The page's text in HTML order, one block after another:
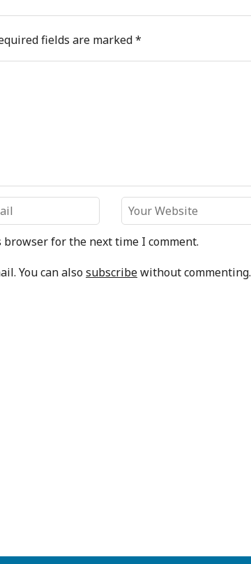
fields are marked*
for the next time I comment.
You can alsosubscribewithout commenting.